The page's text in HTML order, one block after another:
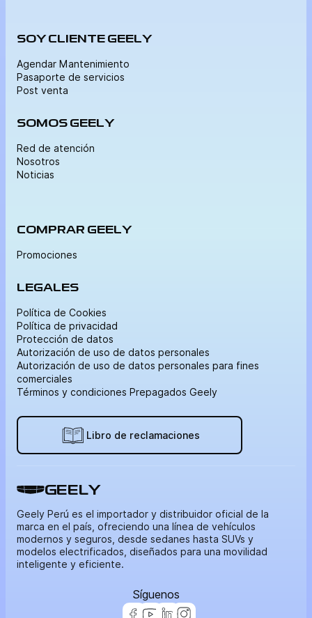
SOY CLIENTE GEELY
Agendar Mantenimiento
Pasaporte de servicios
Post venta
SOMOS GEELY
Red de atención
Nosotros
Noticias
COMPRAR GEELY
Promociones
LEGALES
Política de Cookies
Política de privacidad
Protección de datos
Autorización de uso de datos personales
Autorización de uso de datos personales para fines
comerciales
Términos y condiciones Prepagados Geely
Libro de reclamaciones
GEELY
Geely Perú es el importador y distribuidor oficial de la
marca en el país, ofreciendo una línea de vehículos
modernos y seguros, desde sedanes hasta SUVs y
modelos electrificados, diseñados para una movilidad
inteligente y eficiente.
Síguenos